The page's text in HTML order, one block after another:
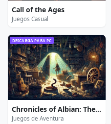
Call of the Ages
Juegos Casual
DESCARGA PARA PC
Chronicles of Albian: The Magic Convention
Juegos de Aventura